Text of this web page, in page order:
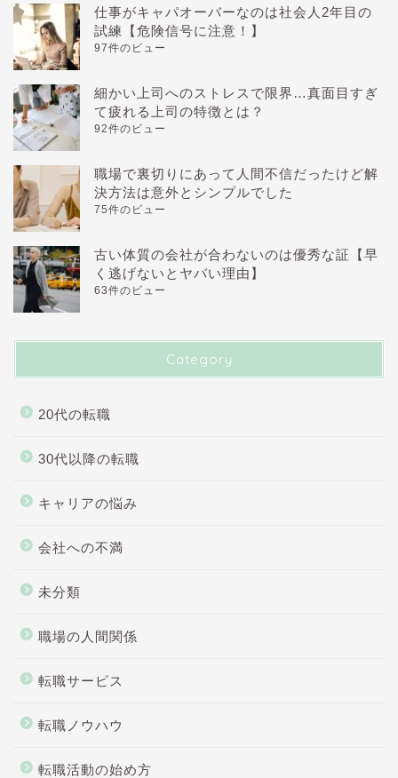
仕事がキャパオーバーなのは社会人2年目の
試練【危険信号に注意！】
97件のビュー
細かい上司へのストレスで限界…真面目すぎ
て疲れる上司の特徴とは？
92件のビュー
職場で裏切りにあって人間不信だったけど解
決方法は意外とシンプルでした
75件のビュー
古い体質の会社が合わないのは優秀な証【早
く逃げないとヤバい理由】
63件のビュー
Category
20代の転職
30代以降の転職
キャリアの悩み
会社への不満
未分類
職場の人間関係
転職サービス
転職ノウハウ
転職活動の始め方